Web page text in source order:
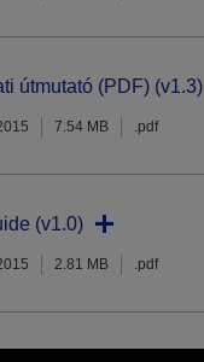
útmutató (PDF) (v1.3)
7.54 MB .pdf
(v1.0)
2.81 MB .pdf